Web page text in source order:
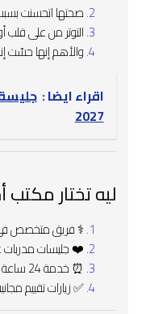
صحتها اتحسنت
التوتر من على قلب
والأهم إنها
اقراء ايضا :
2027
ليه تختار
‍⚕️ فريق متخصص في
❤️‍ جليسات مدربات
⏰ خدمة 24 ساعة – مرونة في المواعيد
✅ زيارات تقييم